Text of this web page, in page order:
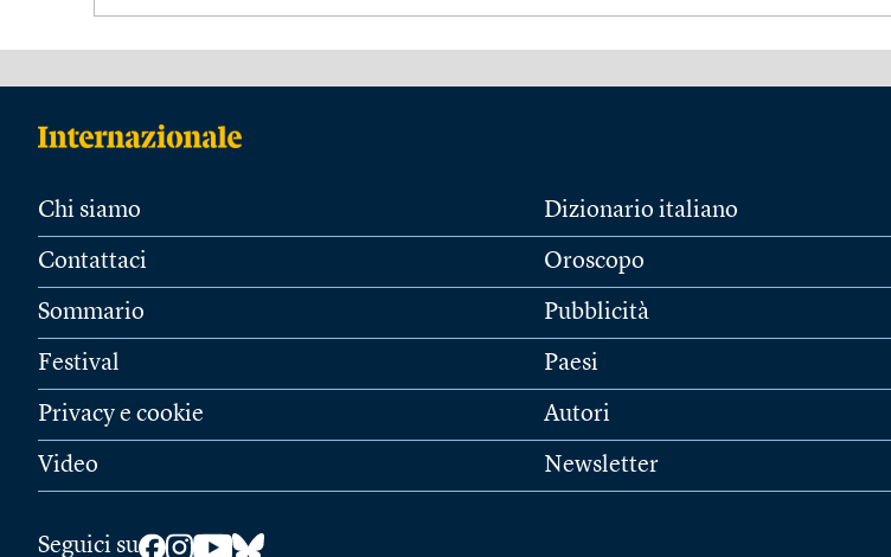
Chi siamo
Contattaci
Sommario
Festival
Privacy e cookie
Video
Dizionario italiano
Oroscopo
Pubblicità
Paesi
Autori
Newsletter
Seguici su